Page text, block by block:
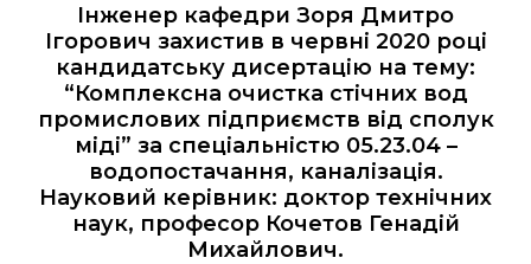
Інженер кафедри Зоря Дмитро
Ігорович захистив в червні 2020 році
кандидатську дисертацію на тему:
“Комплексна очистка стічних вод
промислових підприємств від сполук
міді” за спеціальністю 05.23.04 –
водопостачання, каналізація.
Науковий керівник: доктор технічних
наук, професор Кочетов Генадій
Михайлович.